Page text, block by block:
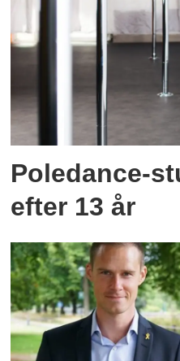
Poledance-
efter 13 år